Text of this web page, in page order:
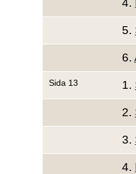
4.
5.
6.
Sida 13 1.
2.
3.
4.